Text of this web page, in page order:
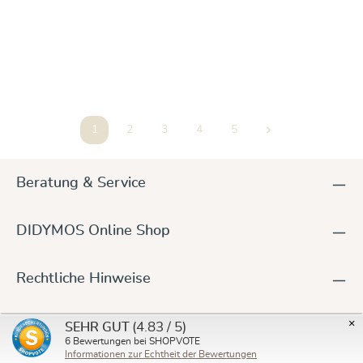
Seite
1
Seite
2
Seite
3
Seite
4
Seite
5
Beratung & Service
DIDYMOS Online Shop
Rechtliche Hinweise
Newsletter ×
SEHR GUT (4.83 / 5)
6 Bewertungen bei SHOPVOTE
Informationen zur Echtheit der Bewertungen